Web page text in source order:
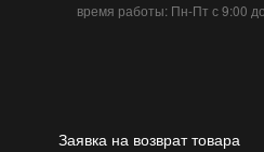
время работы: Пн-Пт с 9:00
Заявка на возврат товара